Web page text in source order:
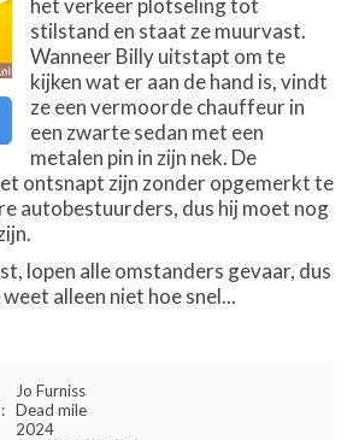
stilstand en staat ze muurvast.
Wanneer Billy uitstapt om te
kijken wat er aan de hand is, vindt
ze een vermoorde chauffeur in
een zwarte sedan met een
metalen pin in zijn nek. De
ontsnapt zijn zonder opgemerkt te
autobestuurders, dus hij moet nog
lopen alle omstanders gevaar, dus
alleen niet hoe snel...
Jo Furniss
Dead mile
2024